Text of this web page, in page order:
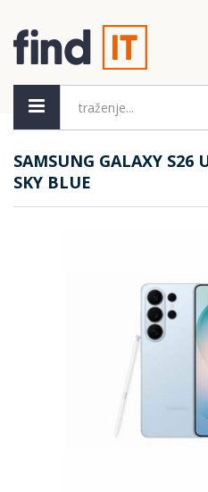
SAMSUNG GALAXY S26
SKY BLUE